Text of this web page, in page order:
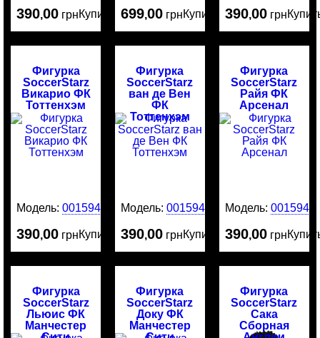
390,00 грнКупить 699,00 грнКупить 390,00 грн
Фигурка
SoccerStarz
Викарио ФК
Тоттенхэм
Модель:0015944
390,00 грнКупить
Фигурка
SoccerStarz
ван де Вен
ФК
Тоттенхэм
Модель:0015943
390,00 грнКупить
Фигурка
SoccerStarz
Райя ФК
Арсенал
Модель: 0015942
390,00 грн
Фигурка
SoccerStarz
Льюис ФК
Манчестер
Фигурка
SoccerStarz
Доку ФК
Манчестер
Фигурка
SoccerStarz
Сака
Сборная